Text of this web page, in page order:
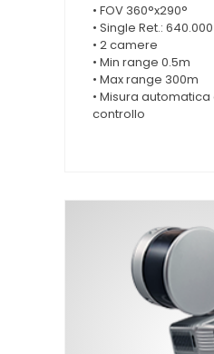
• FOV 360°x290°
• Single Ret.:
• 2 camere
• Min range 0.5m
• Max range 300m
• Misura
controllo